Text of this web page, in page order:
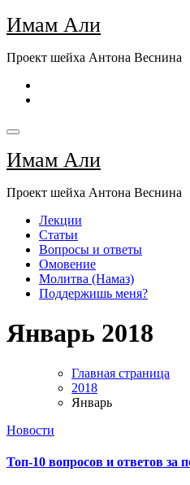
Перейти
к
Имам Али
Проект шейха Антона Веснина
Имам Али
Проект шейха Антона Веснина
Лекции
Статьи
Вопросы и ответы
Омовение
Молитва (Намаз)
Поддержишь меня?
Январь 2018
Главная страница
2018
Январь
Новости
Топ-10 вопросов и ответов за